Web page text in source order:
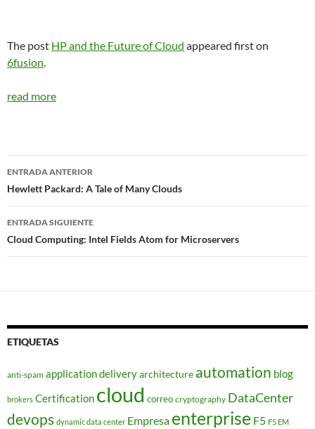
The post HP and the Future of Cloud appeared first on
6fusion.
read more
Navegador
de
entradas
ENTRADA ANTERIOR
Hewlett Packard: A Tale of Many Clouds
ENTRADA SIGUIENTE
Cloud Computing: Intel Fields Atom for Microservers
ETIQUETAS
anti-spam application deliveryarchitecture automation blog
brokers Certification cloud correo cryptography DataCenter
devops dynamic data center Empresa enterprise F5 F5 EM